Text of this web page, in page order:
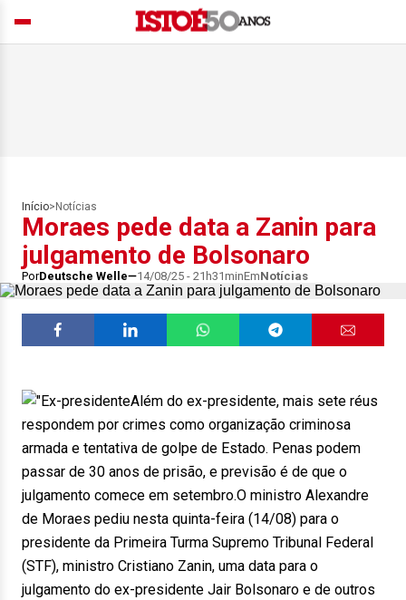
Início> Notícias
Moraes pede data a Zanin para
julgamento de Bolsonaro
PorDeutsche Welle 14/08/25 - 21h31minEmNotícias
Além do ex-presidente, mais sete réus
respondem por crimes como organização criminosa
armada e tentativa de golpe de Estado. Penas podem
passar de 30 anos de prisão, e previsão é de que o
julgamento comece em setembro.O ministro Alexandre
de Moraes pediu nesta quinta-feira (14/08) para o
presidente da Primeira Turma Supremo Tribunal Federal
(STF), ministro Cristiano Zanin, uma data para o
julgamento do ex-presidente Jair Bolsonaro e de outros